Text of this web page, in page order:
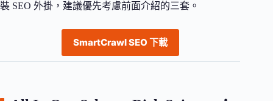
裝 SEO 外掛，建議優先考慮前面介紹的三套。
SmartCrawl SEO 下載